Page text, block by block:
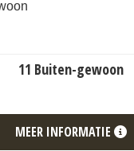
11 Buiten-gewoon
MEER INFORMATIE